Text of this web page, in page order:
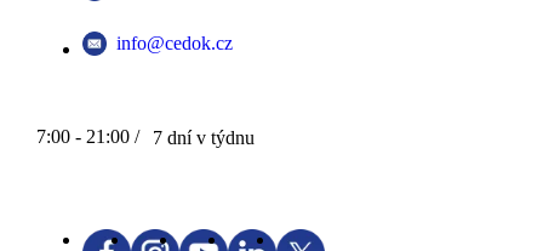
info@cedok.cz
7:00 - 21:00 / 7 dní v týdnu